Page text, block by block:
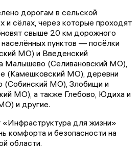
дорогам в сельской
и сёлах, через которые проходят
свыше 20 км дорожного
пунктов — посёлки
МО) и Введенский
Малышево (Селивановский МО),
(Камешковский МО), деревни
(Собинский МО), Злобищи и
МО), а также Глебово, Юдиха и
и другие.
«Инфраструктура для жизни»
комфорта и безопасности на
области.